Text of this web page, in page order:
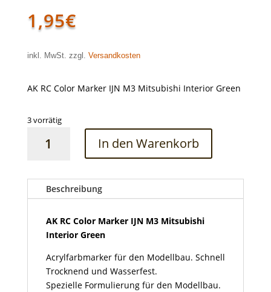
1,95€
inkl. MwSt. zzgl. Versandkosten
AK RC Color Marker IJN M3 Mitsubishi Interior Green
3 vorrätig
M3
Mitsubishi
Interior
Menge
In den Warenkorb
Beschreibung
AK RC Color Marker IJN M3 Mitsubishi
Interior Green
Acrylfarbmarker für den Modellbau. Schnell
Trocknend und Wasserfest.
Spezielle Formulierung für den Modellbau.